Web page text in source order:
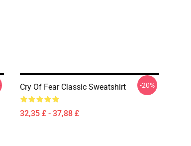
Cry Of Fear Classic Sweatshirt
32,35 £ - 37,88 £
-20%